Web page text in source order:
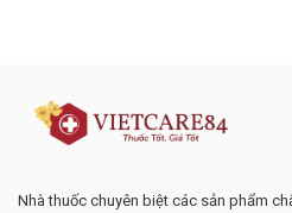
Nhà thuốc chuyên biệt các sản phẩm